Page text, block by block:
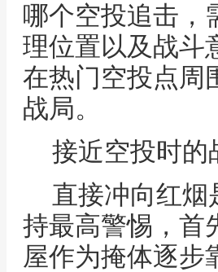
哪个空投追击，
理位置以及战斗
在热门空投点周
战局。
接近空投时的
直接冲向红烟
持最高警惕，首
屋作为掩体逐步